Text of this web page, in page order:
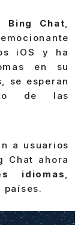
Bing Chat,
iOS y ha
en su
se esperan
de las
a usuarios
Chat ahora
idiomas,
países.